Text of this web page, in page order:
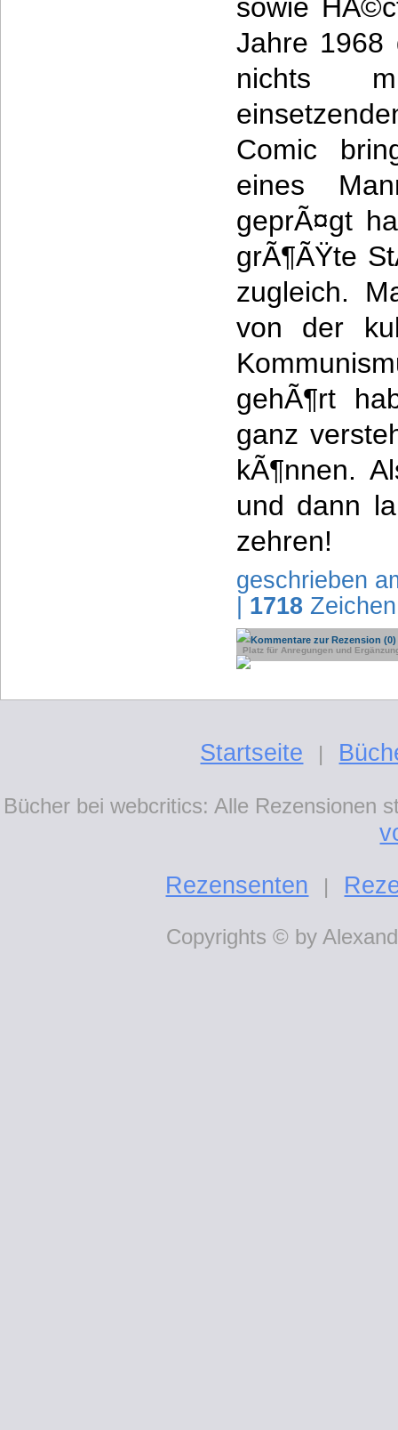
sowie
Jahre 1968
nichts
Comic
eines
geprÃ¤gt
grÃ¶ÃŸte
zugleich.
von der
gehÃ¶rt
ganz
kÃ¶nnen.
und dann
zehren!
geschrieben
1718 Zeichen
Kommentare zur Rezension (0)
Platz für Anregungen und
Startseite |
Bücher bei webcritics: Alle Rezensionen
Rezensenten
|
Copyrights © by